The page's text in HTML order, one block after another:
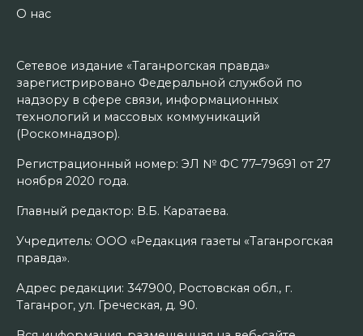
О нас
Сетевое издание «Таганрогская правда»
зарегистрировано Федеральной службой по
надзору в сфере связи, информационных
технологий и массовых коммуникаций
(Роскомнадзор).
Регистрационный номер: ЭЛ № ФС 77–79691 от 27
ноября 2020 года.
Главный редактор: В.Б. Каратаева.
Учредитель: ООО «Редакция газеты «Таганрогская
правда».
Адрес редакции: 347900, Ростовская обл., г.
Таганрог, ул. Греческая, д. 90.